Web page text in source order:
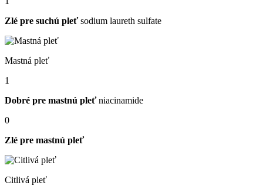
Zlé pre suchú pleť sodium laureth sulfate
Mastná pleť
1
Dobré pre mastnú pleť niacinamide
0
Zlé pre mastnú pleť
Citlivá pleť